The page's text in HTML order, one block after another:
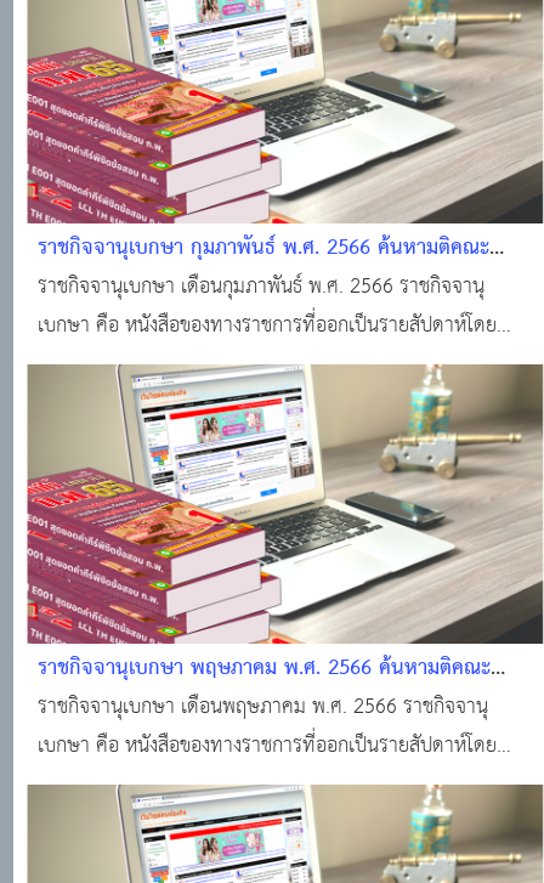
ราชกิจจานุเบกษา กุมภาพันธ์ พ.ศ. 2566 ค้นหามติคณะ
รัฐมนตรี · ราชกิจจานุเบกษา · ระบบงานทะเบียนฐานันดร ·
ศูนย์บริการข้อมูลมติคณะรัฐมนตรี
ราชกิจจานุเบกษา เดือนกุมภาพันธ์ พ.ศ. 2566 ราชกิจจานุ
เบกษา คือ หนังสือของทางราชการที่ออกเป็นรายสัปดาห์โดย
สำนักงานราชกิจจานุเบกษา สำนักงานเลขาธิการคณะรัฐมนตรี
สำหรับลงประกาศเกี่ยวกับกฎหมาย กฎ ระเบียบ ข้อบังคับ ตลอด
จนประกาศของกระทรวง ทบวง กรมต่างๆ
ราชกิจจานุเบกษา พฤษภาคม พ.ศ. 2566 ค้นหามติคณะ
รัฐมนตรี · ราชกิจจานุเบกษา · ระบบงานทะเบียนฐานันดร ·
ศูนย์บริการข้อมูลมติคณะรัฐมนตรี
ราชกิจจานุเบกษา เดือนพฤษภาคม พ.ศ. 2566 ราชกิจจานุ
เบกษา คือ หนังสือของทางราชการที่ออกเป็นรายสัปดาห์โดย
สำนักงานราชกิจจานุเบกษา สำนักงานเลขาธิการคณะรัฐมนตรี
สำหรับลงประกาศเกี่ยวกับกฎหมาย กฎ ระเบียบ ข้อบังคับ ตลอด
จนประกาศของกระทรวง ทบวง กรมต่างๆ